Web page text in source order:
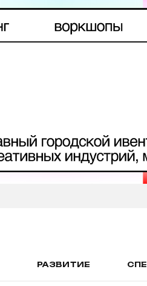
РАЗВИТИЕ